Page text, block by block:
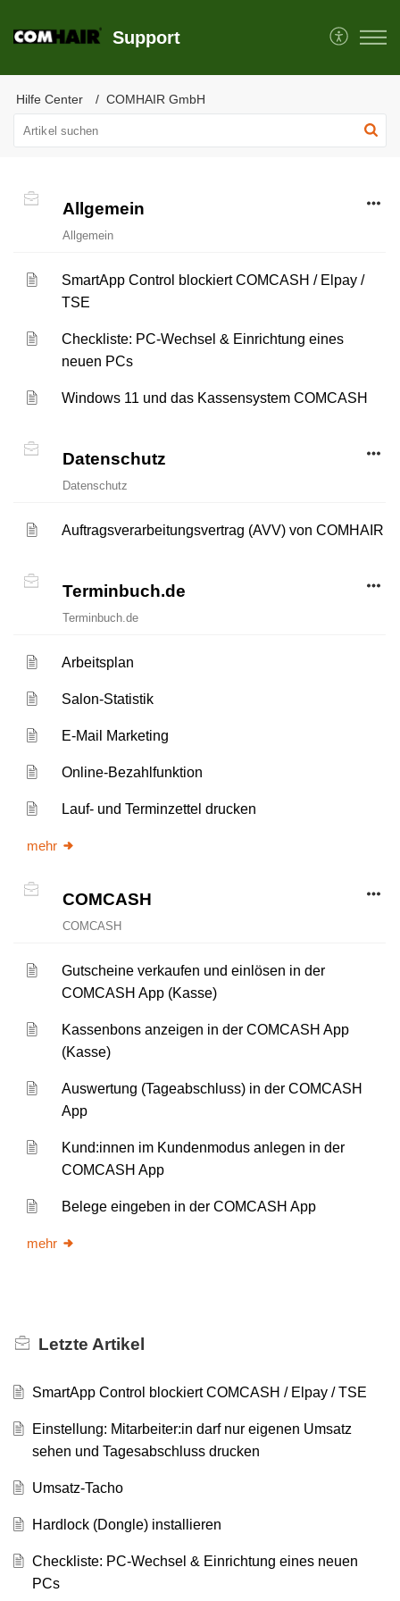
Support
Hilfe Center COMHAIR GmbH
Allgemein
Allgemein
SmartApp Control blockiert COMCASH / Elpay /
TSE
Checkliste: PC-Wechsel & Einrichtung eines
neuen PCs
Windows 11 und das Kassensystem COMCASH
Datenschutz
Datenschutz
Auftragsverarbeitungsvertrag (AVV) von COMHAIR
Terminbuch.de
Terminbuch.de
Arbeitsplan
Salon-Statistik
E-Mail Marketing
Online-Bezahlfunktion
Lauf- und Terminzettel drucken
mehr
COMCASH
COMCASH
Gutscheine verkaufen und einlösen in der
COMCASH App (Kasse)
Kassenbons anzeigen in der COMCASH App
(Kasse)
Auswertung (Tageabschluss) in der COMCASH
App
Kund:innen im Kundenmodus anlegen in der
COMCASH App
Belege eingeben in der COMCASH App
mehr
Letzte Artikel
SmartApp Control blockiert COMCASH / Elpay / TSE
Einstellung: Mitarbeiter:in darf nur eigenen Umsatz
sehen und Tagesabschluss drucken
Umsatz-Tacho
Hardlock (Dongle) installieren
Checkliste: PC-Wechsel & Einrichtung eines neuen
PCs